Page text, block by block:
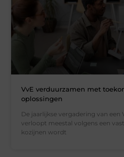
VvE verduurzamen met
oplossingen
De jaarlijkse vergadering van een
verloopt meestal volgens een
kozijnen wordt